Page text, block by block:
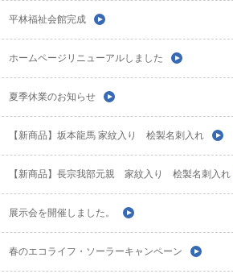
平林福祉会館完成
ホームページリニューアルしました
夏季休業のお知らせ
【新商品】坂本龍馬 家紋入り 桧製名刺入れ
【新商品】長宗我部元親 家紋入り 桧製名刺入れ
展示会を開催しました。
春のエコライフ・ソーラーキャンペーン